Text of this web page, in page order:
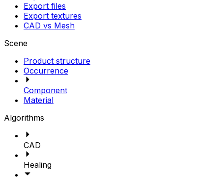
Export files
Export textures
CAD vs Mesh
Scene
Product structure
Occurrence
Component
Material
Algorithms
CAD
Healing